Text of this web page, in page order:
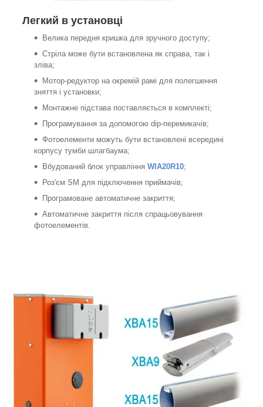
Легкий в установці
Велика передня кришка для зручного доступу;
Стріла може бути встановлена як справа, так і
зліва;
Мотор-редуктор на окремій рамі для полегшення
зняття і установки;
Монтажне підстава поставляється в комплекті;
Програмування за допомогою dip-перемикачів;
Фотоелементи можуть бути встановлені всередині
корпусу тумби шлагбаума;
Вбудований блок управління WIA20R10;
Роз'єм SM для підключення приймачів;
Програмоване автоматичне закриття;
Автоматичне закриття після спрацьовування
фотоелементів.